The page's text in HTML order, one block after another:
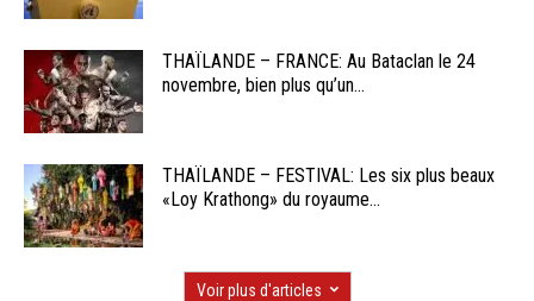
THAÏLANDE – FRANCE: Au Bataclan le 24
novembre, bien plus qu’un...
THAÏLANDE – FESTIVAL: Les six plus beaux
«Loy Krathong» du royaume...
Voir plus d'articles